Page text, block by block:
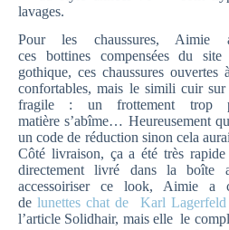
lavages.
Pour les chaussures, Aimie
ces bottines compensées du
gothique, ces chaussures ouvertes
confortables, mais le simili cuir sur
fragile : un frottement trop
matière s’abîme… Heureusement
un code de réduction sinon cela
Côté livraison, ça a été très
directement livré dans la boîte
accessoiriser ce look, Aimie a
delunettes chat de Karl Lagerfeld
l’article Solidhair, mais elle le